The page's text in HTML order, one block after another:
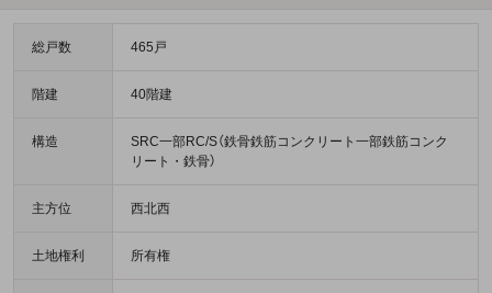
総戸数 465戸
階建 40階建
構造
SRC一部RC/S（鉄骨鉄筋コンクリート一部鉄筋コンク
リート・鉄骨）
主方位 西北西
土地権利 所有権